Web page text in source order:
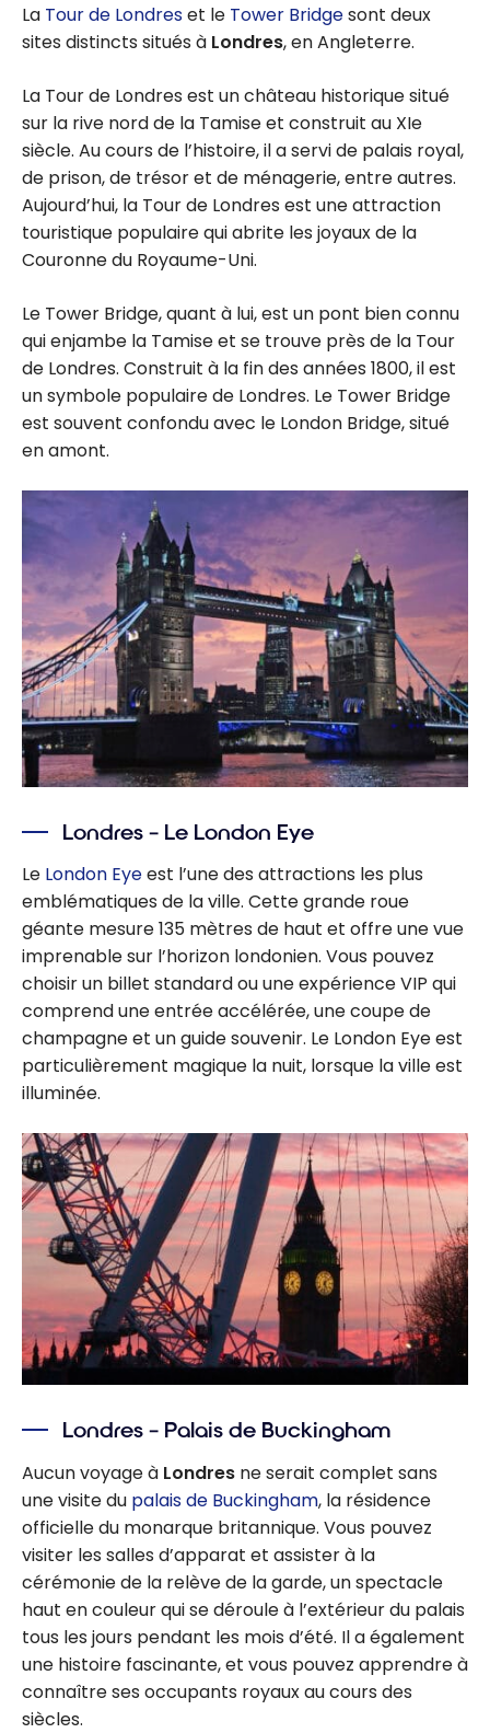
La Tour de Londreset le Tower Bridgesont deux
sites distincts situés à Londres, en Angleterre.
La Tour de Londres est un château historique situé
sur la rive nord de la Tamise et construit au XIe
siècle. Au cours de l’histoire, il a servi de palais royal,
de prison, de trésor et de ménagerie, entre autres.
Aujourd’hui, la Tour de Londres est une attraction
touristique populaire qui abrite les joyaux de la
Couronne du Royaume-Uni.
Le Tower Bridge, quant à lui, est un pont bien connu
qui enjambe la Tamise et se trouve près de la Tour
de Londres. Construit à la fin des années 1800, il est
un symbole populaire de Londres. Le Tower Bridge
est souvent confondu avec le London Bridge, situé
en amont.
Londres – Le London Eye
Le London Eyeest l’une des attractions les plus
emblématiques de la ville. Cette grande roue
géante mesure 135 mètres de haut et offre une vue
imprenable sur l’horizon londonien. Vous pouvez
choisir un billet standard ou une expérience VIP qui
comprend une entrée accélérée, une coupe de
champagne et un guide souvenir. Le London Eye est
particulièrement magique la nuit, lorsque la ville est
illuminée.
Londres – Palais de Buckingham
Aucun voyage à Londres ne serait complet sans
une visite du palais de Buckingham, la résidence
officielle du monarque britannique. Vous pouvez
visiter les salles d’apparat et assister à la
cérémonie de la relève de la garde, un spectacle
haut en couleur qui se déroule à l’extérieur du palais
tous les jours pendant les mois d’été. Il a également
une histoire fascinante, et vous pouvez apprendre à
connaître ses occupants royaux au cours des
siècles.